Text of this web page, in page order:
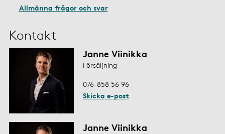
Allmänna frågor och svar
Kontakt
Janne Viinikka
Försäljning
076-858 56 96
Skicka e-post
Janne Viinikka